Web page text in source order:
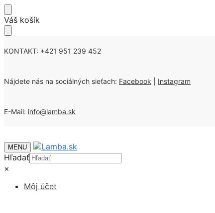
Skip
to
Skip
to
Váš košík
KONTAKT: +421 951 239 452
Nájdete nás na sociálných sieťach: Facebook Instagram
E-Mail: info@lamba.sk
MENU
Hľadať
×
Môj účet